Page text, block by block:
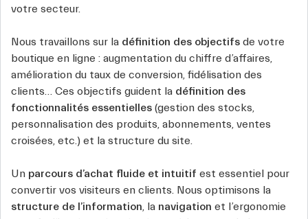
votre secteur.
Nous travaillons sur la définition des objectifs de votre
boutique en ligne : augmentation du chiffre d’affaires,
amélioration du taux de conversion, fidélisation des
clients… Ces objectifs guident la définition des
fonctionnalités essentielles (gestion des stocks,
personnalisation des produits, abonnements, ventes
croisées, etc.) et la structure du site.
Un parcours d’achat fluide et intuitif est essentiel pour
convertir vos visiteurs en clients. Nous optimisons la
structure de l’information, la navigation et l’ergonomie